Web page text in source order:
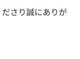
さり誠にありが